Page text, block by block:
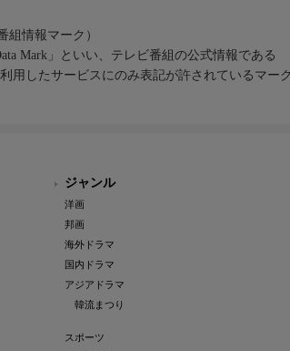
組情報マーク）
Mark」といい、テレビ番組の公式情報である
用したサービスにのみ表記が許されているマー
ジャンル
洋画
邦画
海外ドラマ
国内ドラマ
アジアドラマ
韓流まつり
スポーツ